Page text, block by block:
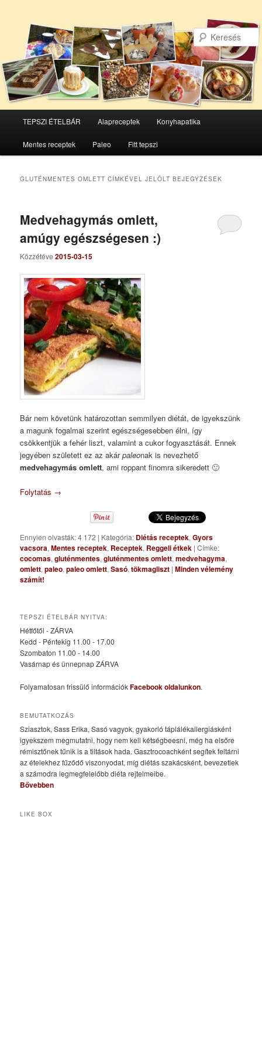
Tovább
az
elsődleges
Tovább
a
másodlagos
TEPSZI ÉTELBÁR Alapreceptek Konyhapatika
Mentes receptek Paleo Fitt tepszi
GLUTÉNMENTES OMLETT CÍMKÉVEL JELÖLT BEJEGYZÉSEK
Medvehagymás omlett,
amúgy egészségesen :)
Közzétéve2015-03-15
Bár nem követünk határozottan semmilyen diétát, de igyekszünk
a magunk fogalmai szerint egészségesebben élni, így
csökkentjük a fehér liszt, valamint a cukor fogyasztását. Ennek
jegyében született ez az akárpaleonak is nevezhető
medvehagymás omlett, ami roppant finomra sikeredett 🙂
Folytatás →
Ennyien olvasták: 4 172 | Kategória: Diétás receptek,Gyors
vacsora,Mentes receptek, Receptek, Reggeli étkek |Címke:
cocomas,gluténmentes,gluténmentes omlett,medvehagyma,
omlett,paleo,paleo omlett,Sasó,tökmagliszt |Minden vélemény
számít!
TEPSZI ÉTELBÁR NYITVA:
Hétfőtől - ZÁRVA
Kedd - Péntekig 11.00 - 17.00
Szombaton 11.00 - 14.00
Vasárnap és ünnepnap ZÁRVA
Folyamatosan frissülő információkFacebook oldalunkon.
BEMUTATKOZÁS
Sziasztok, Sass Erika, Sasó vagyok, gyakorló táplálékallergiásként
igyekszem megmutatni, hogy nem kell kétségbeesni, még ha elsőre
rémisztőnek tűnik is a tiltások hada. Gasztrocoachként segítek feltárni
az ételekhez fűződő viszonyodat, míg diétás szakácsként, bevezetlek
a számodra legmegfelelőbb diéta rejtelmeibe.
Bővebben
LIKE BOX